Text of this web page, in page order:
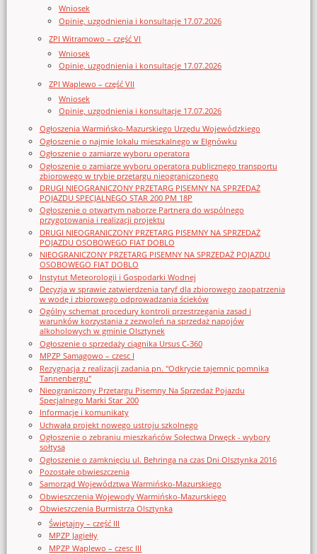
Wniosek
Opinie, uzgodnienia i konsultacje 17.07.2026
ZPI Witramowo – część VI
Wniosek
Opinie, uzgodnienia i konsultacje 17.07.2026
ZPI Waplewo – część VII
Wniosek
Opinie, uzgodnienia i konsultacje 17.07.2026
Ogłoszenia Warmińsko-Mazurskiego Urzędu Wojewódzkiego
Ogłoszenie o najmie lokalu mieszkalnego w Elgnówku
Ogłoszenie o zamiarze wyboru operatora
Ogłoszenie o zamiarze wyboru operatora publicznego transportu
zbiorowego w trybie przetargu nieograniczonego
DRUGI NIEOGRANICZONY PRZETARG PISEMNY NA SPRZEDAŻ
POJAZDU SPECJALNEGO STAR 200 PM 18P
Ogłoszenie o otwartym naborze Partnera do wspólnego
przygotowania i realizacji projektu
DRUGI NIEOGRANICZONY PRZETARG PISEMNY NA SPRZEDAŻ
POJAZDU OSOBOWEGO FIAT DOBLO
NIEOGRANICZONY PRZETARG PISEMNY NA SPRZEDAŻ POJAZDU
OSOBOWEGO FIAT DOBLO
Instytut Meteorologii i Gospodarki Wodnej
Decyzja w sprawie zatwierdzenia taryf dla zbiorowego zaopatrzenia
w wodę i zbiorowego odprowadzania ścieków
Ogólny schemat procedury kontroli przestrzegania zasad i
warunków korzystania z zezwoleń na sprzedaż napojów
alkoholowych w gminie Olsztynek
Ogłoszenie o sprzedaży ciągnika Ursus C-360
MPZP Samagowo – czesc I
Rezygnacja z realizacji zadania pn. "Odkrycie tajemnic pomnika
Tannenbergu"
Nieograniczony Przetargu Pisemny Na Sprzedaż Pojazdu
Specjalnego Marki Star_200
Informacje i komunikaty
Uchwała projekt nowego ustroju szkolnego
Ogłoszenie o zebraniu mieszkańców Sołectwa Drwęck - wybory
sołtysa
Ogłoszenie o zamknięciu ul. Behringa na czas Dni Olsztynka 2016
Pozostałe obwieszczenia
Samorząd Województwa Warmińsko-Mazurskiego
Obwieszczenia Wojewody Warmińsko-Mazurskiego
Obwieszczenia Burmistrza Olsztynka
Świętajny – część III
MPZP Jagiełły
MPZP Waplewo – czesc III